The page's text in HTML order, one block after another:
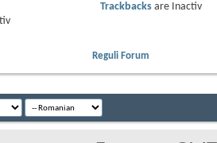
Trackbacksare
Inactiv
Reguli Forum